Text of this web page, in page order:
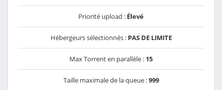
Priorité upload : Élevé
Hébergeurs sélectionnés : PAS DE LIMITE
Max Torrent en parallèle : 15
Taille maximale de la queue :999